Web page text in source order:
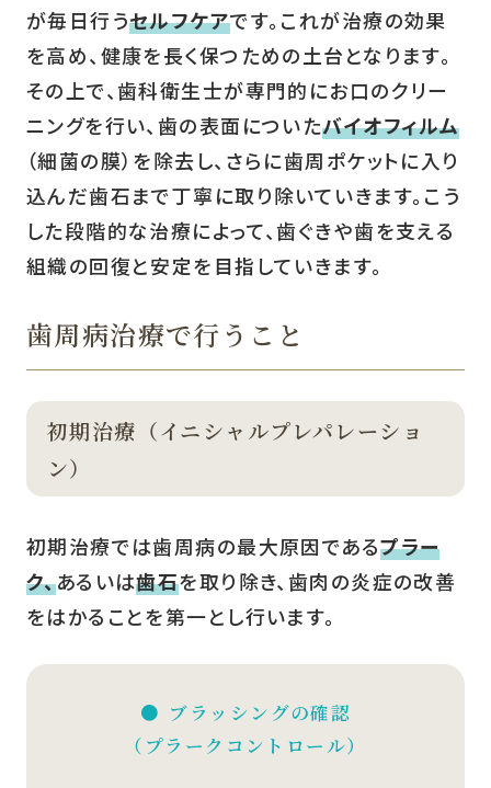
が毎日行うセルフケアです。これが治療の効果
を高め、健康を長く保つための土台となります。
その上で、歯科衛生士が専門的にお口のクリー
ニングを行い、歯の表面についたバイオフィルム
（細菌の膜）を除去し、さらに歯周ポケットに入り
込んだ歯石まで丁寧に取り除いていきます。こう
した段階的な治療によって、歯ぐきや歯を支える
組織の回復と安定を目指していきます。
歯周病治療で行うこと
初期治療（イニシャルプレパレーショ
ン）
初期治療では歯周病の最大原因であるプラー
ク、あるいは歯石を取り除き、歯肉の炎症の改善
をはかることを第一とし行います。
ブラッシングの確認
（プラークコントロール）